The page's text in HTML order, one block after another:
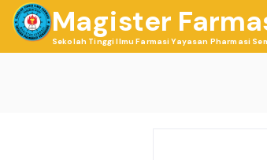
Skip
content
Magister
Sekolah Tinggi Ilmu Farmasi Yayasan Pharmasi